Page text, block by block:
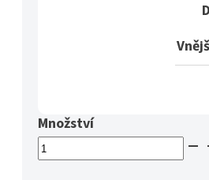
PA12G
Rund